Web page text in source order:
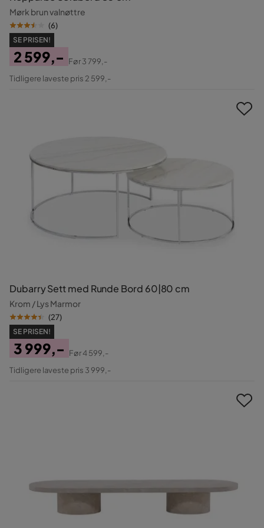
Mørk brun valnøttre
(6)
SE PRISEN!
Pris
2 599,-
Original
Før3 799,-
Tidligere laveste pris 2 599,-
Dubarry Sett med Runde Bord 60|80 cm
Krom / Lys Marmor
(27)
SE PRISEN!
Pris
3 999,-
Original
Før4 599,-
Tidligere laveste pris 3 999,-